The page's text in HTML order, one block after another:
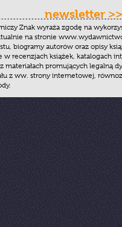
newsletter >>
Znak wyraża zgodę na
na stronie
biogramy autorów oraz opisy
w recenzjach książek, katalogach
materiałach promujących legalną
z ww. strony internetowej,